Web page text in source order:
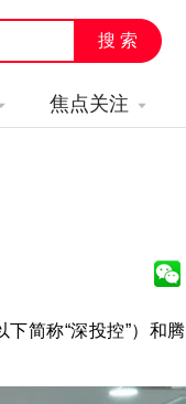
焦点关注
简称“深投控”）和腾